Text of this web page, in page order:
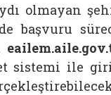
olmayan
başvuru
sistemi ile